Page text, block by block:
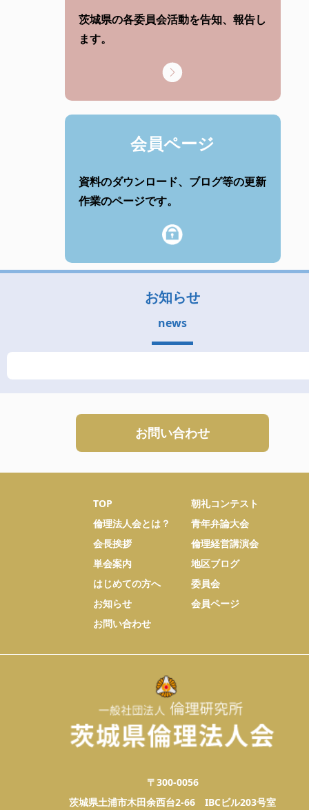
茨城県の各委員会活動を告知、報告し
ます。
会員ページ
資料のダウンロード、ブログ等の更新
作業のページです。
お知らせ
news
お問い合わせ
TOP
倫理法人会とは？
会長挨拶
単会案内
はじめての方へ
お知らせ
お問い合わせ
朝礼コンテスト
青年弁論大会
倫理経営講演会
地区ブログ
委員会
会員ページ
〒300-0056
茨城県土浦市木田余西台2-66 IBCビル203号室